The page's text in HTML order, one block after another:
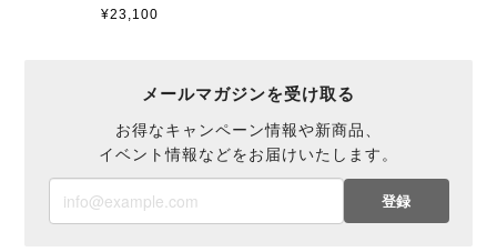
¥23,100
メールマガジンを受け取る
お得なキャンペーン情報や新商品、
イベント情報などをお届けいたします。
登録